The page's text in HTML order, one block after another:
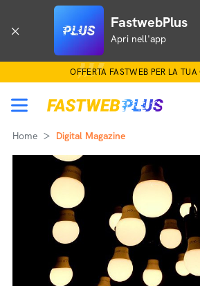
FastwebPlus
Apri nell'app
OFFERTA FASTWEB PER LA TUA
Home Digital Magazine